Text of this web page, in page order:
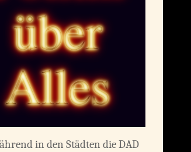
in den Städten die DAD